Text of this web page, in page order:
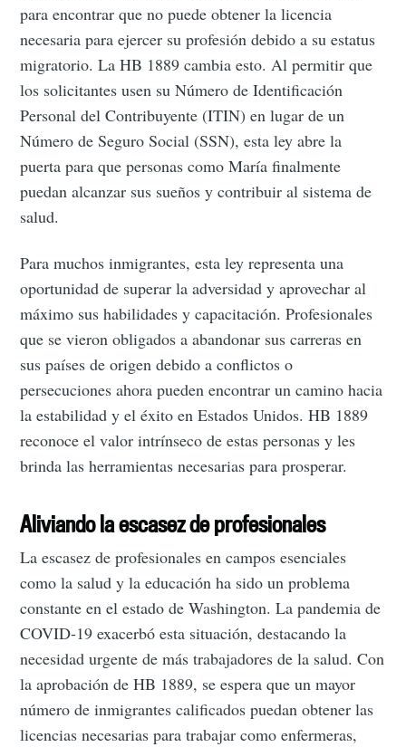
para encontrar que no puede obtener la licencia
necesaria para ejercer su profesión debido a su estatus
migratorio. La HB 1889 cambia esto. Al permitir que
los solicitantes usen su Número de Identificación
Personal del Contribuyente (ITIN) en lugar de un
Número de Seguro Social (SSN), esta ley abre la
puerta para que personas como María finalmente
puedan alcanzar sus sueños y contribuir al sistema de
salud.
Para muchos inmigrantes, esta ley representa una
oportunidad de superar la adversidad y aprovechar al
máximo sus habilidades y capacitación. Profesionales
que se vieron obligados a abandonar sus carreras en
sus países de origen debido a conflictos o
persecuciones ahora pueden encontrar un camino hacia
la estabilidad y el éxito en Estados Unidos. HB 1889
reconoce el valor intrínseco de estas personas y les
brinda las herramientas necesarias para prosperar.
Aliviando la escasez de profesionales
La escasez de profesionales en campos esenciales
como la salud y la educación ha sido un problema
constante en el estado de Washington. La pandemia de
COVID-19 exacerbó esta situación, destacando la
necesidad urgente de más trabajadores de la salud. Con
la aprobación de HB 1889, se espera que un mayor
número de inmigrantes calificados puedan obtener las
licencias necesarias para trabajar como enfermeras,